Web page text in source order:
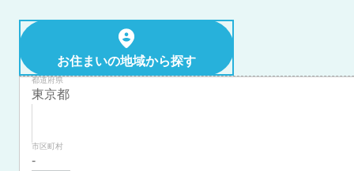
お住まいの地域から探す
都道府県
市区町村